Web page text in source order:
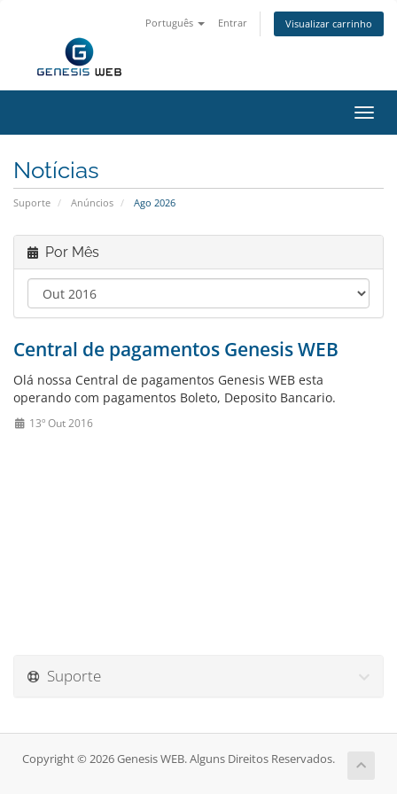
Português Entrar Visualizar carrinho
Notícias
Suporte Anúncios Ago 2026
Por Mês
Central de pagamentos Genesis WEB
Olá nossa Central de pagamentos Genesis WEB esta
operando com pagamentos Boleto, Deposito Bancario.
13º Out 2016
Suporte
Copyright © 2026 Genesis WEB. Alguns Direitos Reservados.